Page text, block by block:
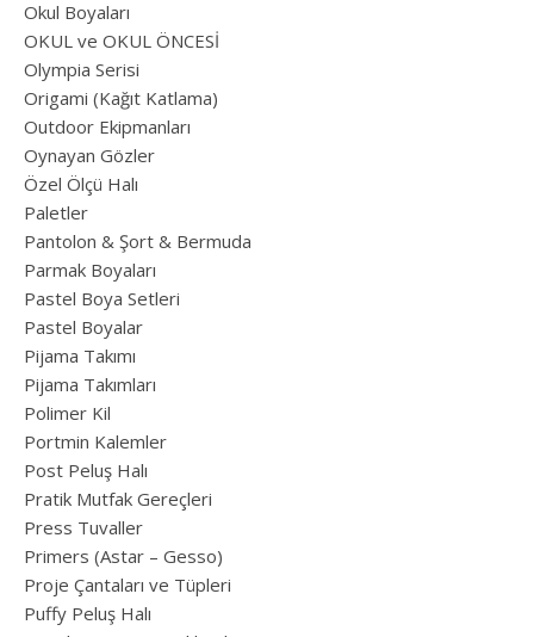
Okul Boyaları
OKUL ve OKUL ÖNCESİ
Olympia Serisi
Origami (Kağıt Katlama)
Outdoor Ekipmanları
Oynayan Gözler
Özel Ölçü Halı
Paletler
Pantolon & Şort & Bermuda
Parmak Boyaları
Pastel Boya Setleri
Pastel Boyalar
Pijama Takımı
Pijama Takımları
Polimer Kil
Portmin Kalemler
Post Peluş Halı
Pratik Mutfak Gereçleri
Press Tuvaller
Primers (Astar – Gesso)
Proje Çantaları ve Tüpleri
Puffy Peluş Halı